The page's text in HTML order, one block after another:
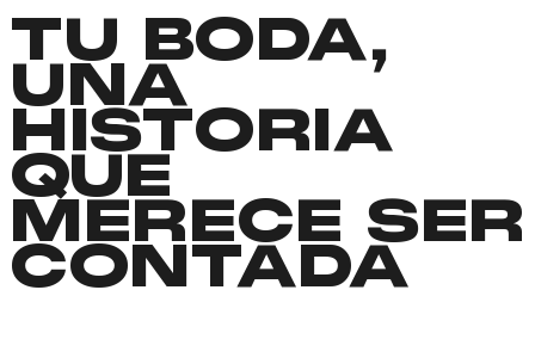
TU BODA,
UNA
HISTORIA
QUE
MERECE SER
CONTADA